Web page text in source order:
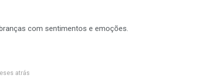
com sentimentos e emoções.
atrás